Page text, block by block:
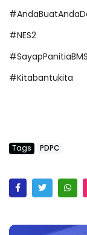
#NES2
#Kitabantukita
Tags PDPC